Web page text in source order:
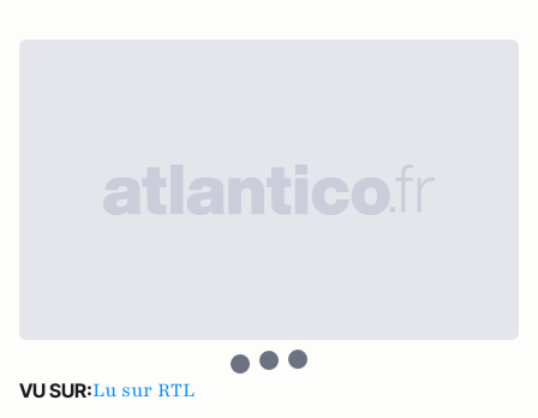
VU SUR:Lu sur RTL